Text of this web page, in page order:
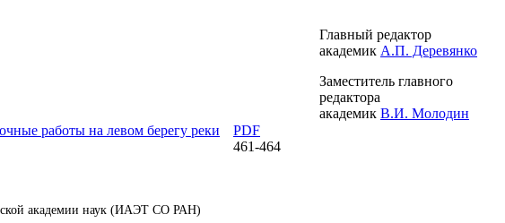
работы на левом берегу реки
PDF
461-464
Главный редактор
академик А.П. Деревянко
Заместитель главного
редактора
академик В.И. Молодин
академии наук (ИАЭТ СО РАН)